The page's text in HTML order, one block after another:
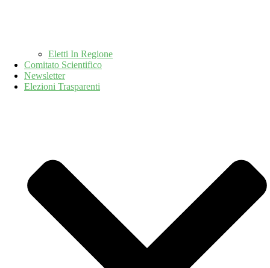
Eletti In Regione
Comitato Scientifico
Newsletter
Elezioni Trasparenti